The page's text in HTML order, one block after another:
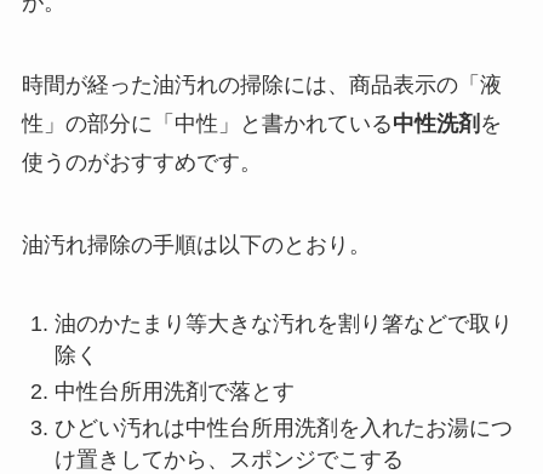
時間が経った油汚れの掃除には、商品表示の「液
性」の部分に「中性」と書かれている中性洗剤 を
使うのがおすすめです。
油汚れ掃除の手順は以下のとおり。
油のかたまり等大きな汚れを割り箸などで取り
除く
中性台所用洗剤で落とす
ひどい汚れは中性台所用洗剤を入れたお湯につ
け置きしてから、スポンジでこする